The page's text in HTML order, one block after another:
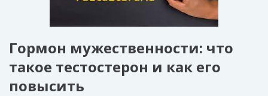
Гормон мужественности: что
такое тестостерон и как его
повысить